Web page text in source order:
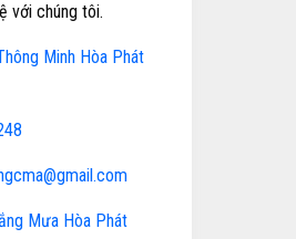
với chúng tôi.
Minh Hòa Phát
Mưa Hòa Phát